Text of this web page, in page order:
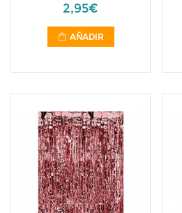
2,95€
AÑADIR